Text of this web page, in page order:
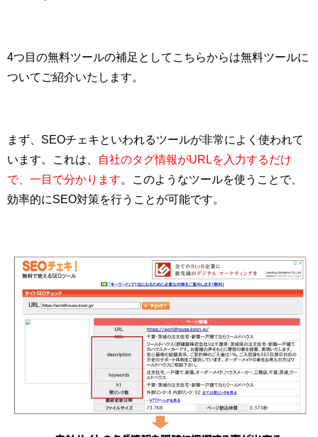
4つ目の無料ツールの補足としてこちらからは無料ツールに
ついてご紹介いたします。
まず、SEOチェキといわれるツールが非常によく使われて
います。これは、
自社のタグ情報がURLを入力するだけ
で、一目で分かります。このようなツールを使うことで、
効率的にSEO対策を行うことが可能です。